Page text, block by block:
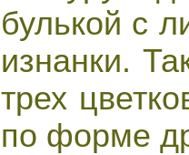
булькой с
изнанки.
трех
по форме